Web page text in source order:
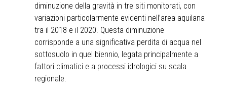
diminuzione della gravità in tre siti monitorati, con
variazioni particolarmente evidenti nell’area aquilana
tra il 2018 e il 2020. Questa diminuzione
corrisponde a una significativa perdita di acqua nel
sottosuolo in quel biennio, legata principalmente a
fattori climatici e a processi idrologici su scala
regionale.